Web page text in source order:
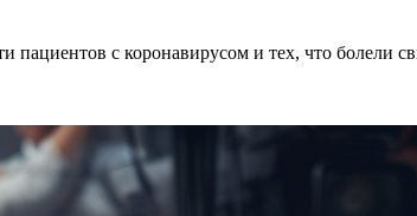
пациентов с коронавирусом и тех, что болели